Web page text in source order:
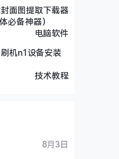
面图提取下载器
必备神器）
电脑软件
机n1设备安装
技术教程
8月3日